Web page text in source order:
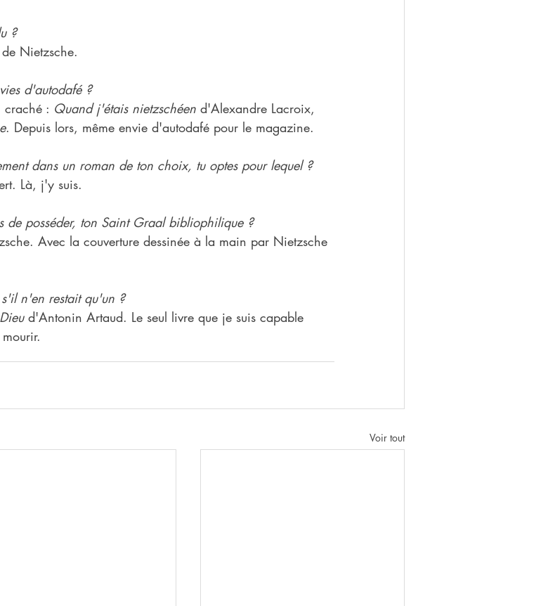
?
Nietzsche.
d'autodafé ?
craché : Quand j'étais nietzschéen d'Alexandre Lacroix,
. Depuis lors, même envie d'autodafé pour le magazine.
dans un roman de ton choix, tu optes pour lequel ?
Là, j'y suis.
de posséder, ton Saint Graal bibliophilique ?
Avec la couverture dessinée à la main par Nietzsche
n'en restait qu'un ?
d'Antonin Artaud. Le seul livre que je suis capable
Voir tout